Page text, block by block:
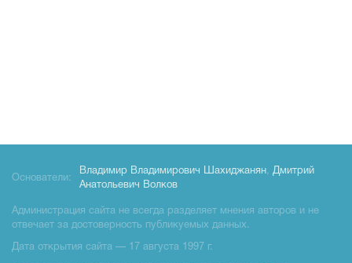
Основатели:
Владимир Владимирович Шахиджанян, Дмитрий
Анатольевич Волков
Администрация сайта не всегда разделяет мнения авторов и не
отвечает за достоверность публикуемых данных.
Дата открытия сайта — 17 августа 1997 г.